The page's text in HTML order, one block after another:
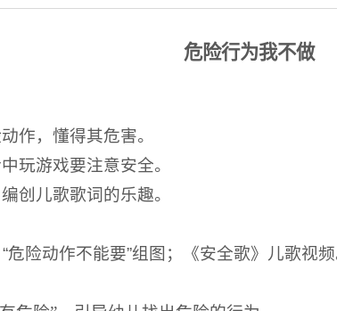
危险行为我不做
作，懂得其危害。
玩游戏要注意安全。
创儿歌歌词的乐趣。
危险动作不能要”组图；《安全歌》儿歌视